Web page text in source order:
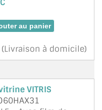
: en
à domicile)
VITRIS